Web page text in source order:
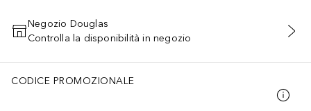
AGGIUNGI AL CARRELLO
Negozio Douglas
Controlla la disponibilità in negozio
CODICE PROMOZIONALE